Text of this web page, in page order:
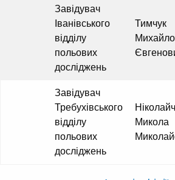
Завідувач
Іванівського
відділу
польових
досліджень
Тимчук
Михайло
Завідувач
Требухівського
відділу
польових
досліджень
Микола